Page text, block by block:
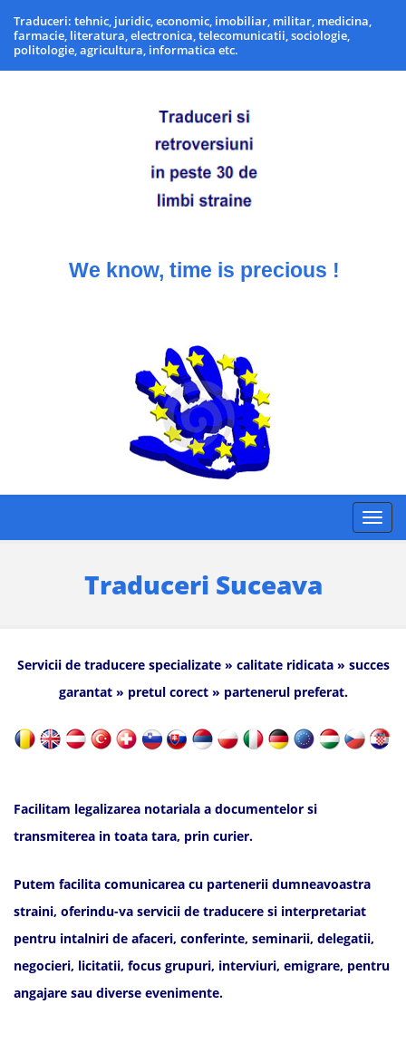
Traduceri: tehnic, juridic, economic, imobiliar, militar, medicina,
farmacie, literatura, electronica, telecomunicatii, sociologie,
politologie, agricultura, informatica etc.
We know, time is precious !
Traduceri Suceava
Servicii de traducere specializate » calitate ridicata » succes
garantat » pretul corect » partenerul preferat.
Facilitam legalizarea notariala a documentelor si
transmiterea in toata tara, prin curier.
Putem facilita comunicarea cu partenerii dumneavoastra
straini, oferindu-va servicii de traducere si interpretariat
pentru intalniri de afaceri, conferinte, seminarii, delegatii,
negocieri, licitatii, focus grupuri, interviuri, emigrare, pentru
angajare sau diverse evenimente.